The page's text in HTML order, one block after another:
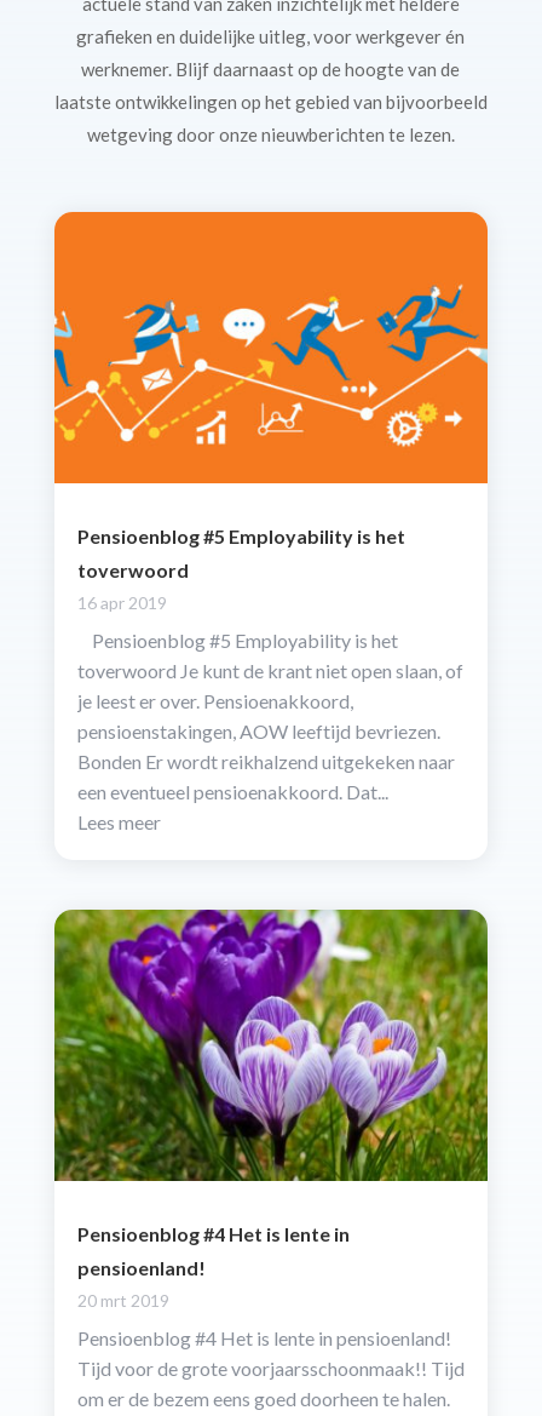
grafieken en duidelijke uitleg, voor werkgever én
werknemer. Blijf daarnaast op de hoogte van de
laatste ontwikkelingen op het gebied van bijvoorbeeld
wetgeving door onze nieuwberichten te lezen.
Pensioenblog #5 Employability is het
toverwoord
16 apr 2019
Pensioenblog #5 Employability is het
toverwoord Je kunt de krant niet open slaan, of
je leest er over. Pensioenakkoord,
pensioenstakingen, AOW leeftijd bevriezen.
Bonden Er wordt reikhalzend uitgekeken naar
een eventueel pensioenakkoord. Dat...
Lees meer
Pensioenblog #4 Het is lente in
pensioenland!
20 mrt 2019
Pensioenblog #4 Het is lente in pensioenland!
Tijd voor de grote voorjaarsschoonmaak!! Tijd
om er de bezem eens goed doorheen te halen.